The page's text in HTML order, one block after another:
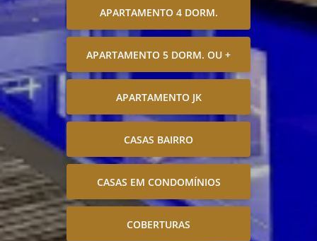
APARTAMENTO 4 DORM.
APARTAMENTO 5 DORM. OU +
APARTAMENTO JK
CASAS BAIRRO
CASAS EM CONDOMÍNIOS
COBERTURAS